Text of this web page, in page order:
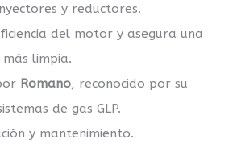
y reductores.
del motor y asegura una
limpia.
Romano, reconocido por su
de gas GLP.
y mantenimiento.